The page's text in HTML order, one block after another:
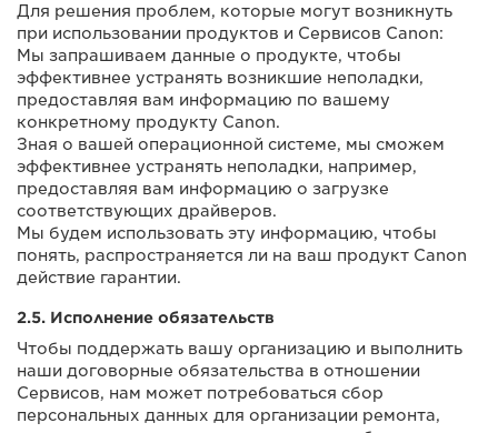
Для решения проблем, которые могут возникнуть
при использовании продуктов и Сервисов Canon:
Мы запрашиваем данные о продукте, чтобы
эффективнее устранять возникшие неполадки,
предоставляя вам информацию по вашему
конкретному продукту Canon.
Зная о вашей операционной системе, мы сможем
эффективнее устранять неполадки, например,
предоставляя вам информацию о загрузке
соответствующих драйверов.
Мы будем использовать эту информацию, чтобы
понять, распространяется ли на ваш продукт Canon
действие гарантии.
2.5. Исполнение обязательств
Чтобы поддержать вашу организацию и выполнить
наши договорные обязательства в отношении
Сервисов, нам может потребоваться сбор
персональных данных для организации ремонта,